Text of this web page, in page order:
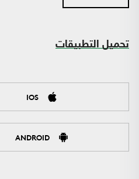
تحميل التطبيقات
IOS
ANDROID